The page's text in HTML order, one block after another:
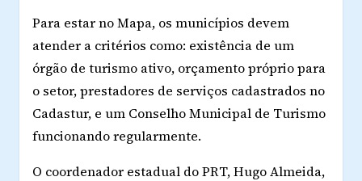
Para estar no Mapa, os municípios devem
atender a critérios como: existência de um
órgão de turismo ativo, orçamento próprio para
o setor, prestadores de serviços cadastrados no
Cadastur, e um Conselho Municipal de Turismo
funcionando regularmente.
O coordenador estadual do PRT, Hugo Almeida,